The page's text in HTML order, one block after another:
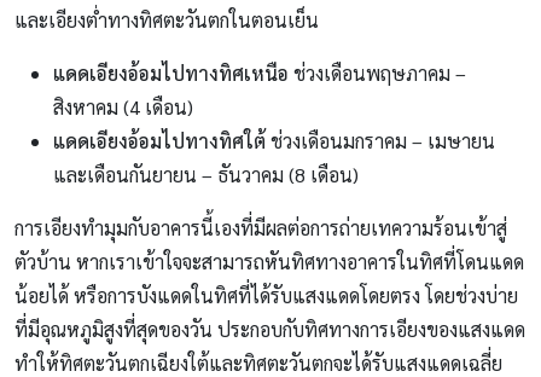
และเอียงต่ำทางทิศตะวันตกในตอนเย็น
แดดเอียงอ้อมไปทางทิศเหนือ ช่วงเดือนพฤษภาคม –
สิงหาคม (4 เดือน)
แดดเอียงอ้อมไปทางทิศใต้ช่วงเดือนมกราคม – เมษายน
และเดือนกันยายน – ธันวาคม (8 เดือน)
การเอียงทำมุมกับอาคารนี้เองที่มีผลต่อการถ่ายเทความร้อนเข้าสู่
ตัวบ้าน หากเราเข้าใจจะสามารถหันทิศทางอาคารในทิศที่โดนแดด
น้อยได้ หรือการบังแดดในทิศที่ได้รับแสงแดดโดยตรง โดยช่วงบ่าย
ที่มีอุณหภูมิสูงที่สุดของวัน ประกอบกับทิศทางการเอียงของแสงแดด
ทำให้ทิศตะวันตกเฉียงใต้และทิศตะวันตกจะได้รับแสงแดดเฉลี่ย